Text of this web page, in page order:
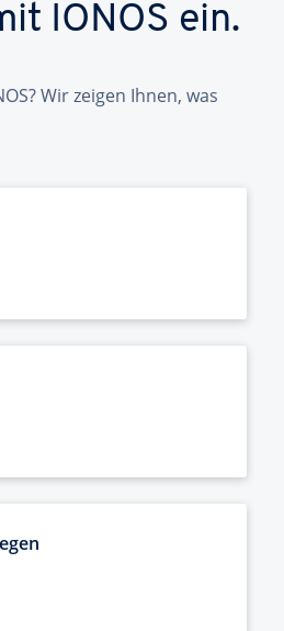
IONOS ein.
Wir zeigen Ihnen, was